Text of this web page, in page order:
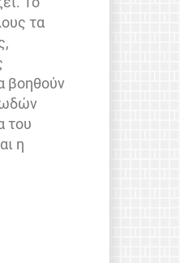
τα
βοηθούν
του
η